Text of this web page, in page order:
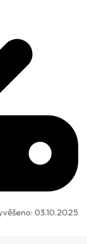
03.10.2025